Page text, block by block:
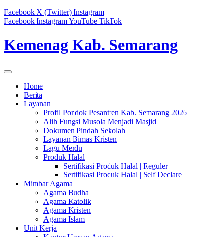
Facebook X (Twitter) Instagram
Facebook InstagramYouTube TikTok
Kemenag Kab. Semarang
Home
Berita
Layanan
Profil Pondok Pesantren Kab. Semarang 2026
Alih Fungsi Musola Menjadi Masjid
Dokumen Pindah Sekolah
Layanan Bimas Kristen
Lagu Merdu
Produk Halal
Sertifikasi Produk Halal | Reguler
Sertifikasi Produk Halal | Self Declare
Mimbar Agama
Agama Budha
Agama Katolik
Agama Kristen
Agama Islam
Unit Kerja